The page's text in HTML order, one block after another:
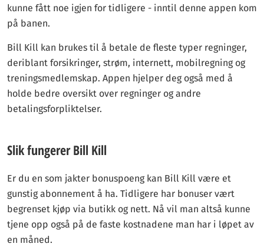
kunne fått noe igjen for tidligere - inntil denne appen kom
på banen.
Bill Kill kan brukes til å betale de fleste typer regninger,
deriblant forsikringer, strøm, internett, mobilregning og
treningsmedlemskap. Appen hjelper deg også med å
holde bedre oversikt over regninger og andre
betalingsforpliktelser.
Slik fungerer Bill Kill
Er du en som jakter bonuspoeng kan Bill Kill være et
gunstig abonnement å ha. Tidligere har bonuser vært
begrenset kjøp via butikk og nett. Nå vil man altså kunne
tjene opp også på de faste kostnadene man har i løpet av
en måned.